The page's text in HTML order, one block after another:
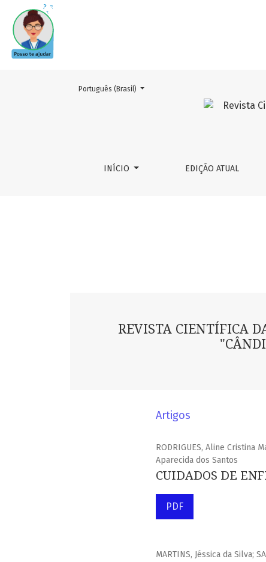
v. 3 n. 2 (2017)
INÍCIO EDIÇÃO ATUAL
Mudar o idioma. O atual é:
Português (Brasil)
REVISTA CIENTÍFICA
Artigos
RODRIGUES, Aline Cristina
Aparecida dos Santos
CUIDADOS DE
PDF
MARTINS, Jéssica da Silva;